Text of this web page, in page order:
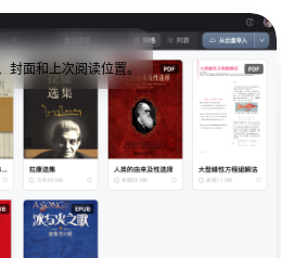
封面和上次阅读位置。